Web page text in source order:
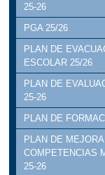
25-26
PGA 25/26
PLAN DE
ESCOLAR 25/26
PLAN DE
25-26
PLAN DE
PLAN DE
COMPETENCIAS
25-26